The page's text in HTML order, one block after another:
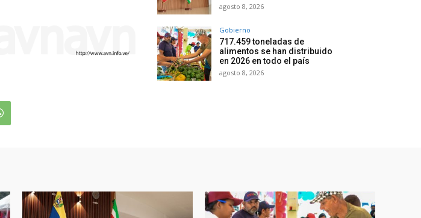
agosto 8, 2026
Gobierno
717.459 toneladas de
alimentos se han distribuido
en 2026 en todo el país
agosto 8, 2026